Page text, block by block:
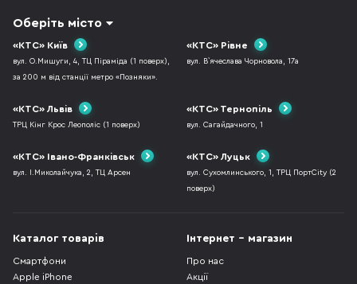
Оберіть місто
«КТС» Київ
вул. О.Мишуги, 4, ТЦ Піраміда (1 поверх),
за 200 м від станції метро «Позняки».
«КТС» Рівне
вул. В`ячеслава Чорновола, 17а
«КТС» Львів
ТРЦ Кінг Крос Леополіс (1 поверх)
«КТС» Тернопіль
вул. Сагайдачного, 1
«КТС» Івано-Франківськ
вул. І.Миколайчука, 2, ТЦ Арсен
«КТС» Луцьк
вул. Сухомлинського, 1, ТРЦ ПортCity (2
поверх)
Каталог товарів
Смартфони
Apple iPhone
Інтернет - магазин
Про нас
Акції